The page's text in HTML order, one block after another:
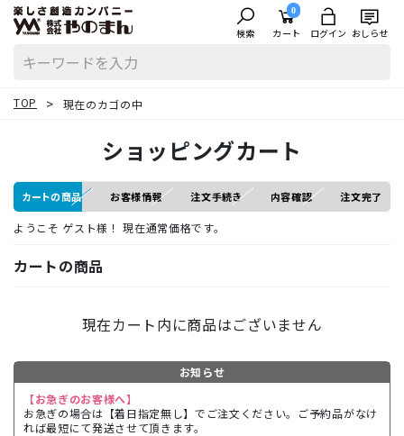
検索
0
カート ログイン おしらせ
TOP 現在のカゴの中
ショッピングカート
カートの商品 お客様情報 注文手続き 内容確認 注文完了
ようこそ ゲスト様！ 現在通常価格です。
カートの商品
現在カート内に商品はございません
お知らせ
【お急ぎのお客様へ】
お急ぎの場合は【着日指定無し】でご注文ください。ご予約品がなけ
れば最短にて発送させて頂きます。